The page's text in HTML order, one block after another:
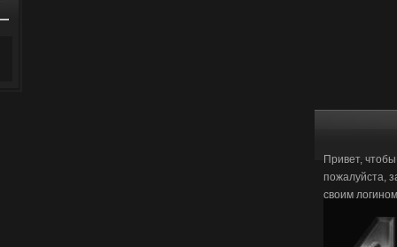
Привет,
пожалуйста,
своим логином